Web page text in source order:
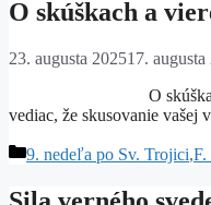
O skúškach a
23. augusta 202517. augusta
O skúškach a viere Jk
vediac, že skusovanie
Kategórie
9. nedeľa po Sv. Trojici,F.